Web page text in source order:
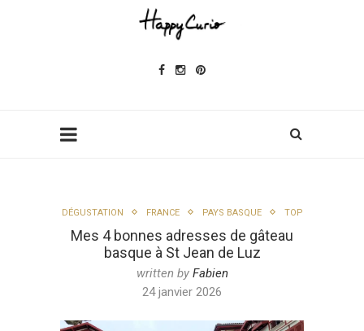
DÉGUSTATION FRANCE PAYS BASQUE TOP
Mes 4 bonnes adresses de gâteau
basque à St Jean de Luz
written by Fabien
24 janvier 2026